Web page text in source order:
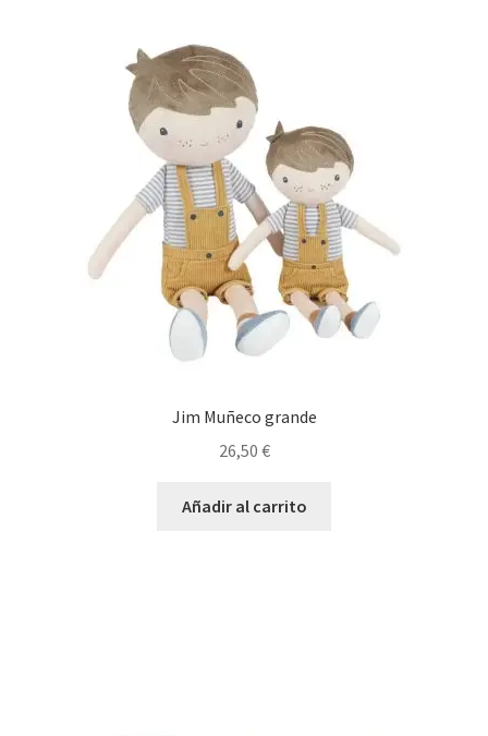
Jim Muñeco grande
26,50 €
Añadir al carrito